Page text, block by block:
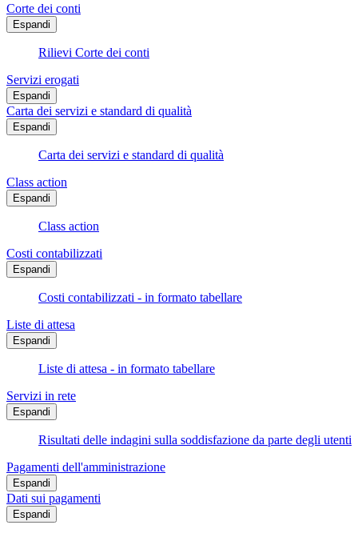
Corte dei conti
Espandi
Rilievi Corte dei conti
Servizi erogati
Espandi
Carta dei servizi e standard di qualità
Espandi
Carta dei servizi e standard di qualità
Class action
Espandi
Class action
Costi contabilizzati
Espandi
Costi contabilizzati - in formato tabellare
Liste di attesa
Espandi
Liste di attesa - in formato tabellare
Servizi in rete
Espandi
Risultati delle indagini sulla soddisfazione da parte degli utenti
Pagamenti dell'amministrazione
Espandi
Dati sui pagamenti
Espandi